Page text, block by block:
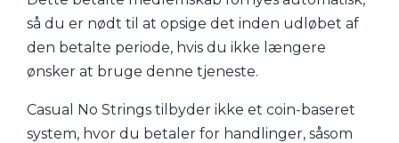
så du er nødt til at opsige det inden udløbet af
den betalte periode, hvis du ikke længere
ønsker at bruge denne tjeneste.
Casual No Strings tilbyder ikke et coin-baseret
system, hvor du betaler for handlinger, såsom